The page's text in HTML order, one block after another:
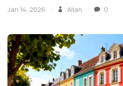
Jan 14, 2026 Allan 0